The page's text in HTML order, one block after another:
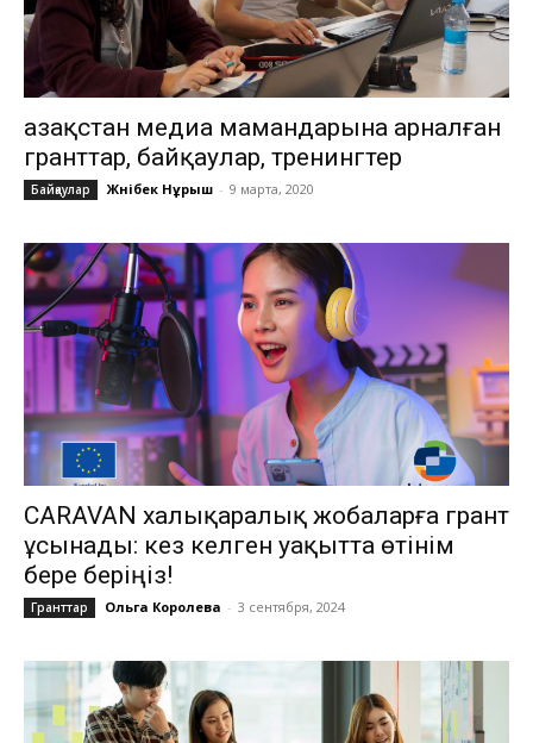
Қазақстан медиа мамандарына арналған
гранттар, байқаулар, тренингтер
Байқаулар Жәнібек Нұрыш - 9 марта, 2020
CARAVAN халықаралық жобаларға грант
ұсынады: кез келген уақытта өтінім
бере беріңіз!
Гранттар Ольга Королева - 3 сентября, 2024